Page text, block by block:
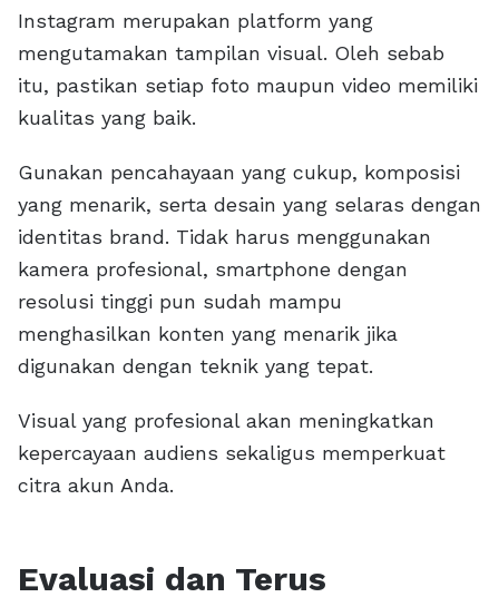
Instagram merupakan platform yang
mengutamakan tampilan visual. Oleh sebab
itu, pastikan setiap foto maupun video memiliki
kualitas yang baik.
Gunakan pencahayaan yang cukup, komposisi
yang menarik, serta desain yang selaras dengan
identitas brand. Tidak harus menggunakan
kamera profesional, smartphone dengan
resolusi tinggi pun sudah mampu
menghasilkan konten yang menarik jika
digunakan dengan teknik yang tepat.
Visual yang profesional akan meningkatkan
kepercayaan audiens sekaligus memperkuat
citra akun Anda.
Evaluasi dan Terus